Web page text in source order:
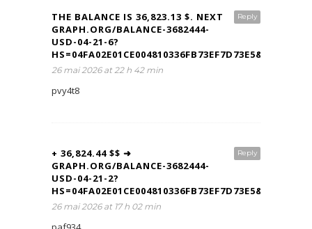
Reply
THE BALANCE IS 36,823.13 $. NEXT
GRAPH.ORG/BALANCE-3682444-
USD-04-21-6?
HS=04FA02E01CE004810336FB73EF7D73E5&
26 mai 2026 at 22 h 42 min
pvy4t8
Reply
+ 36,824.44 $$ ➜
GRAPH.ORG/BALANCE-3682444-
USD-04-21-2?
HS=04FA02E01CE004810336FB73EF7D73E5&
26 mai 2026 at 17 h 02 min